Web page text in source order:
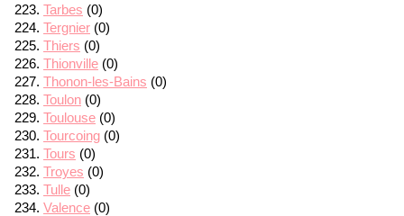
Tarbes (0)
Tergnier (0)
Thiers (0)
Thionville (0)
Thonon-les-Bains (0)
Toulon (0)
Toulouse (0)
Tourcoing (0)
Tours (0)
Troyes (0)
Tulle (0)
Valence (0)